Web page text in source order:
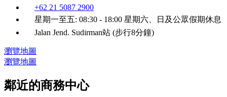
+62 21 5087 2900
星期一至五: 08:30 - 18:00 星期六、日及公眾假期休息
Jalan Jend. Sudirman站 (步行8分鐘)
瀏覽地圖
瀏覽地圖
鄰近的商務中心